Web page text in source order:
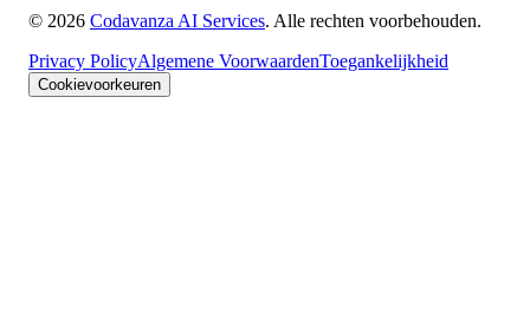
© 2026 Codavanza AI Services. Alle rechten voorbehouden.
Privacy PolicyAlgemene VoorwaardenToegankelijkheid
Cookievoorkeuren